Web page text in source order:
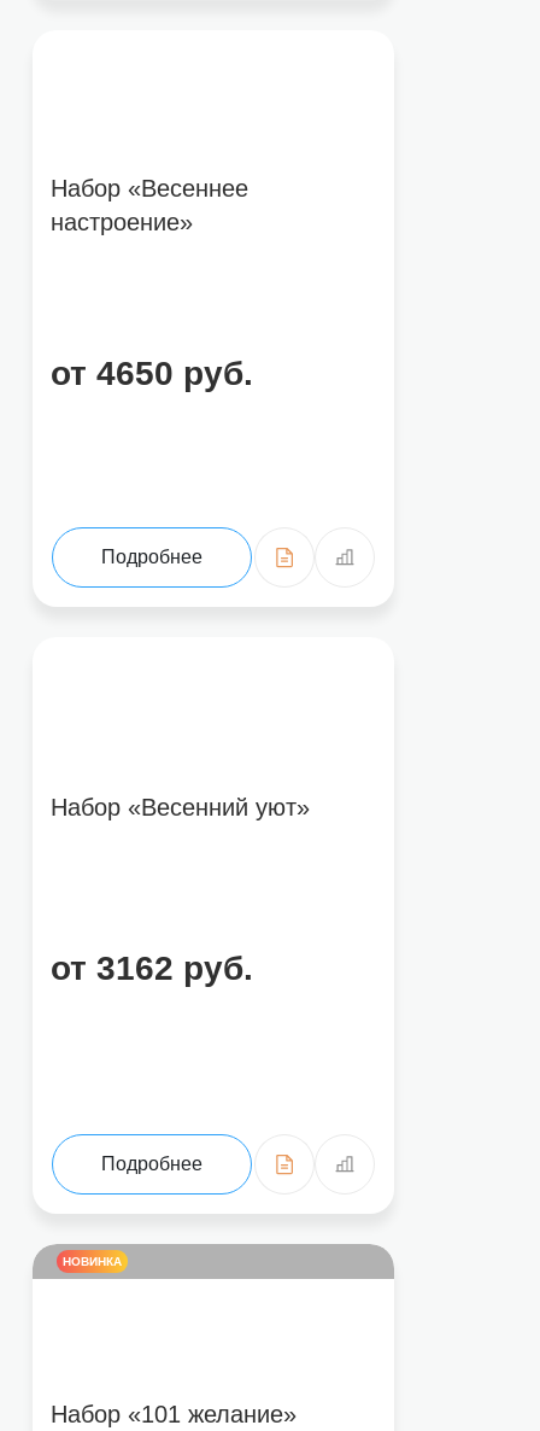
Набор «Весеннее
настроение»
от 4650 руб.
Подробнее
Набор «Весенний уют»
от 3162 руб.
Подробнее
НОВИНКА
Набор «101 желание»